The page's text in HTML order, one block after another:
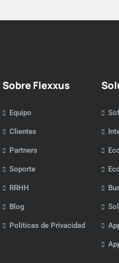
Sobre Flexxus
Equipo
Clientes
Partners
Soporte
RRHH
Blog
Políticas de Privacidad